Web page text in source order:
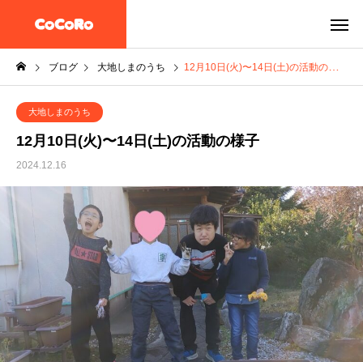
ブログ 大地しまのうち 12月10日(火)〜14日(土)の活動の様子
大地しまのうち
12月10日(火)〜14日(土)の活動の様子
2024.12.16